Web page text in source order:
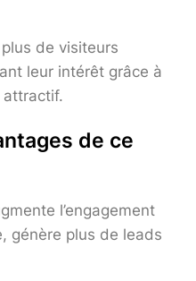
de visiteurs
leur intérêt grâce à
attractif.
de ce
l’engagement
génère plus de leads